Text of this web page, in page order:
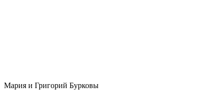
Мария и Григорий Бурковы